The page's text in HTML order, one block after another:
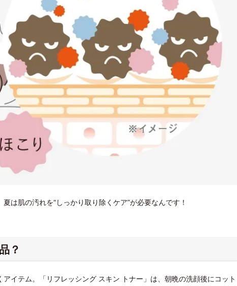
は肌の汚れを“しっかり取り除くケア”が必要なんです！
？
アイテム。「リフレッシング スキン トナー」は、朝晩の洗顔後にコット